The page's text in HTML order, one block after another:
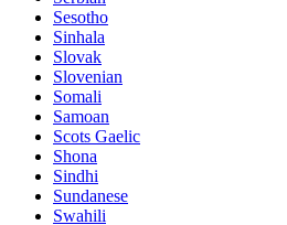
Sesotho
Sinhala
Slovak
Slovenian
Somali
Samoan
Scots Gaelic
Shona
Sindhi
Sundanese
Swahili